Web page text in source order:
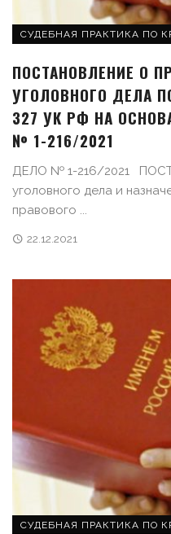
СУДЕБНАЯ ПРАКТИКА ПО
ПОСТАНОВЛЕНИЕ О
УГОЛОВНОГО ДЕЛА
327 УК РФ НА
№ 1-216/2021
ДЕЛО № 1-216/2021
уголовного дела и
правового ...
22.12.2021
СУДЕБНАЯ ПРАКТИКА ПО